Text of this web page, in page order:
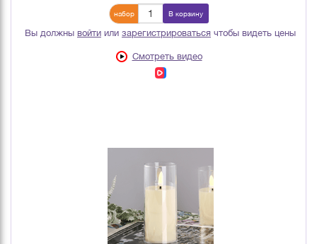
набор В корзину
Вы должны войти или зарегистрироваться чтобы видеть цены
Смотреть видео